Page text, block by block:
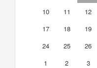
10
11 12
17
18 19
24
25 26
1
2 3